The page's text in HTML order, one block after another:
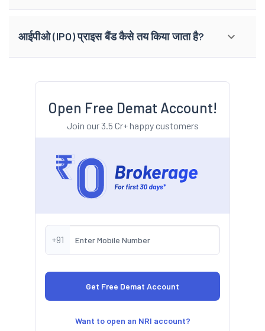
आईपीओ (IPO) प्राइस बैंड कैसे तय किया जाता है?
Open Free Demat Account!
Join our 3.5 Cr+ happy customers
+91
Want to open an NRI account?